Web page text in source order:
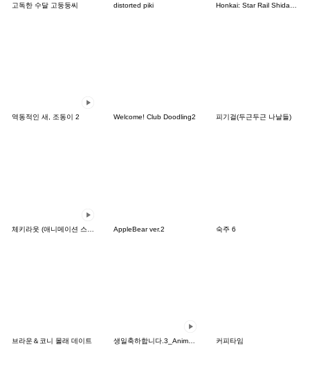
고독한 수달 고둥둥씨 distorted piki
역동적인 새, 조동이 2 Welcome! Club Doodling2 피기걸(두근두근 나날들)
AppleBear ver.2 숙주 6
브라운＆코니 몰래 데이트 커피타임